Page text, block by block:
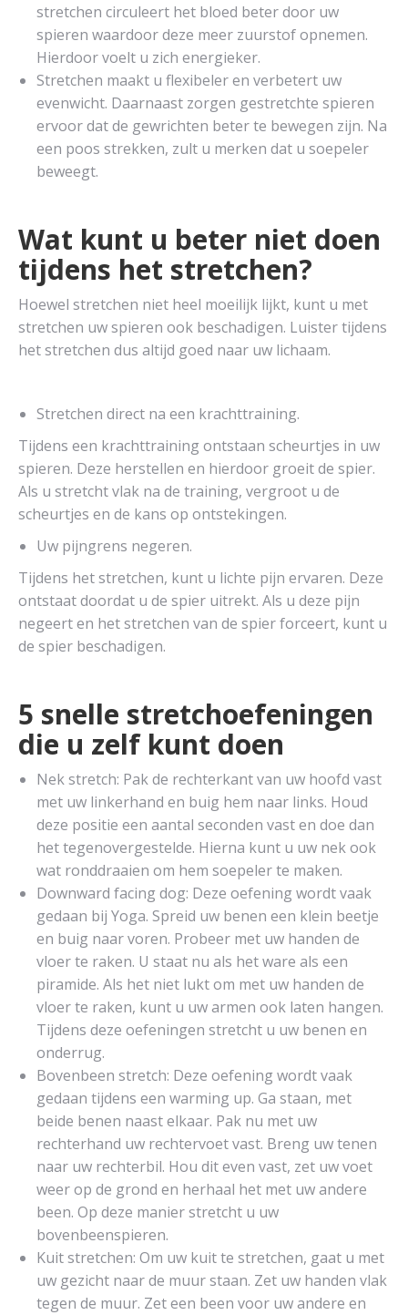
stretchen circuleert het bloed beter door uw
spieren waardoor deze meer zuurstof opnemen.
Hierdoor voelt u zich energieker.
Stretchen maakt u flexibeler en verbetert uw
evenwicht. Daarnaast zorgen gestretchte spieren
ervoor dat de gewrichten beter te bewegen zijn. Na
een poos strekken, zult u merken dat u soepeler
beweegt.
Wat kunt u beter niet doen
tijdens het stretchen?
Hoewel stretchen niet heel moeilijk lijkt, kunt u met
stretchen uw spieren ook beschadigen. Luister tijdens
het stretchen dus altijd goed naar uw lichaam.
Stretchen direct na een krachttraining.
Tijdens een krachttraining ontstaan scheurtjes in uw
spieren. Deze herstellen en hierdoor groeit de spier.
Als u stretcht vlak na de training, vergroot u de
scheurtjes en de kans op ontstekingen.
Uw pijngrens negeren.
Tijdens het stretchen, kunt u lichte pijn ervaren. Deze
ontstaat doordat u de spier uitrekt. Als u deze pijn
negeert en het stretchen van de spier forceert, kunt u
de spier beschadigen.
5 snelle stretchoefeningen
die u zelf kunt doen
Nek stretch: Pak de rechterkant van uw hoofd vast
met uw linkerhand en buig hem naar links. Houd
deze positie een aantal seconden vast en doe dan
het tegenovergestelde. Hierna kunt u uw nek ook
wat ronddraaien om hem soepeler te maken.
Downward facing dog: Deze oefening wordt vaak
gedaan bij Yoga. Spreid uw benen een klein beetje
en buig naar voren. Probeer met uw handen de
vloer te raken. U staat nu als het ware als een
piramide. Als het niet lukt om met uw handen de
vloer te raken, kunt u uw armen ook laten hangen.
Tijdens deze oefeningen stretcht u uw benen en
onderrug.
Bovenbeen stretch: Deze oefening wordt vaak
gedaan tijdens een warming up. Ga staan, met
beide benen naast elkaar. Pak nu met uw
rechterhand uw rechtervoet vast. Breng uw tenen
naar uw rechterbil. Hou dit even vast, zet uw voet
weer op de grond en herhaal het met uw andere
been. Op deze manier stretcht u uw
bovenbeenspieren.
Kuit stretchen: Om uw kuit te stretchen, gaat u met
uw gezicht naar de muur staan. Zet uw handen vlak
tegen de muur. Zet een been voor uw andere en